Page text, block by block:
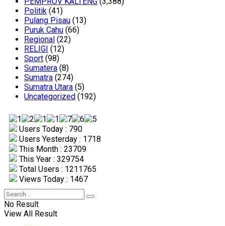
Politik (41)
Pulang Pisau (13)
Puruk Cahu (66)
Regional (22)
RELIGI (12)
Sport (98)
Sumatera (8)
Sumatra (274)
Sumatra Utara (5)
Uncategorized (192)
Users Today : 790
Users Yesterday : 1718
This Month : 23709
This Year : 329754
Total Users : 1211765
Views Today : 1467
No Result
View All Result